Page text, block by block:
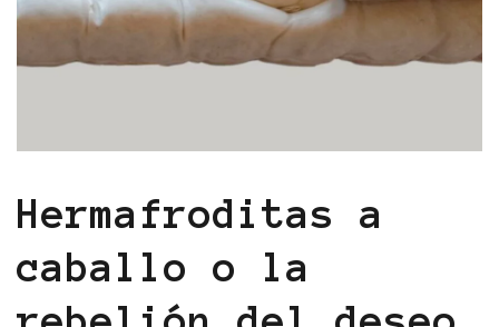
Hermafroditas a
caballo o la